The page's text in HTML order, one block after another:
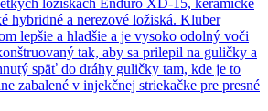
ložiskách Enduro XD-15, keramické
hybridné a nerezové ložiská. Kluber
lepšie a hladšie a je vysoko odolný voči
tak, aby sa prilepil na guličky a
späť do dráhy guličky tam, kde je to
zabalené v injekčnej striekačke pre presné